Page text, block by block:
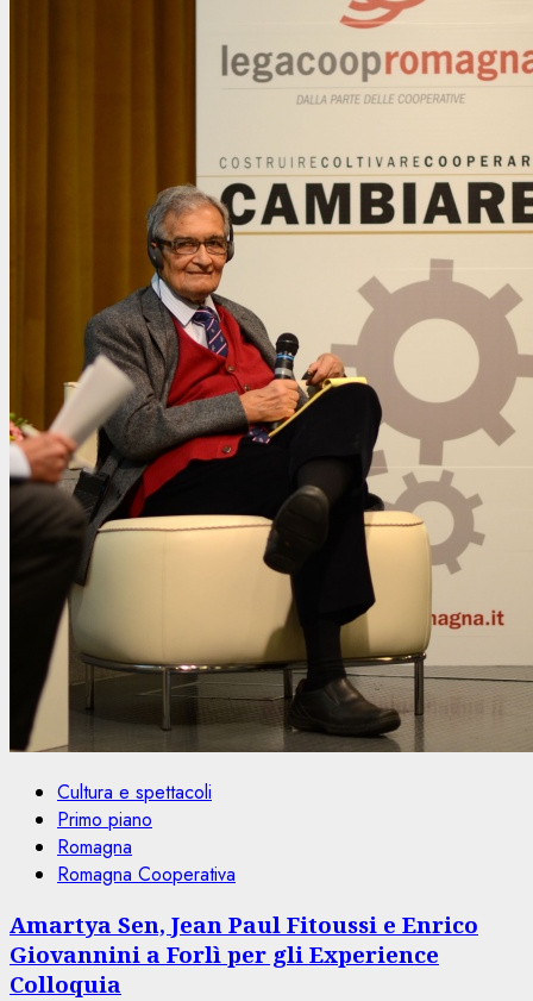
Cultura e spettacoli
Primo piano
Romagna
Romagna Cooperativa
Amartya Sen, Jean Paul Fitoussi e Enrico
Giovannini a Forlì per gli Experience
Colloquia